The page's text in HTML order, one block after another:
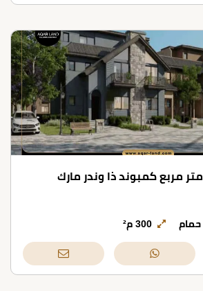
فيلا بمساحة 300 متر مربع كمبوند ذا وندر مارك
300 م²